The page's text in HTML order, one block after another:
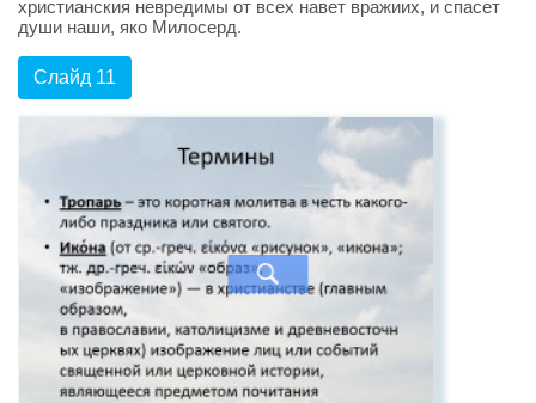
христианския невредимы от всех навет вражиих, и спасет
души наши, яко Милосерд.
Слайд 11